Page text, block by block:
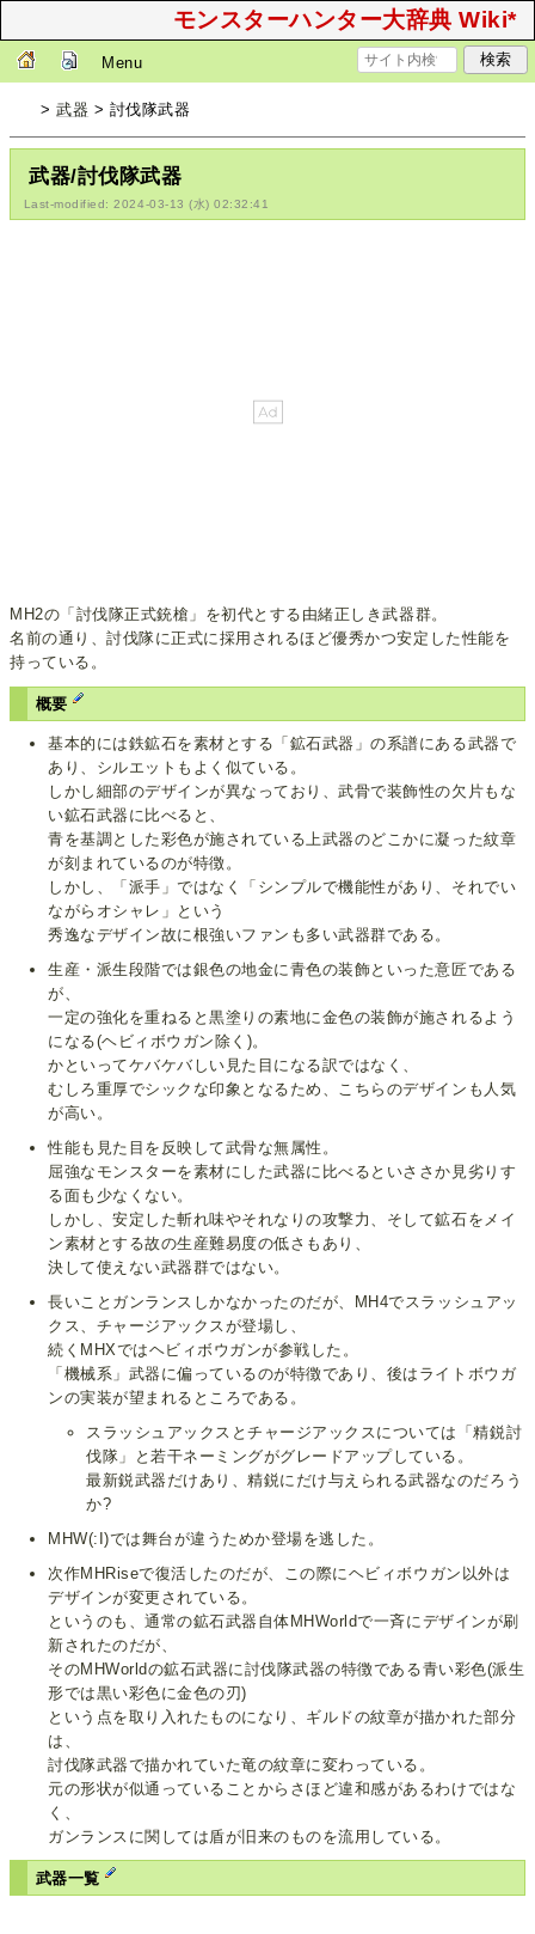
モンスターハンター大辞典 Wiki*
Menu
>武器 > 討伐隊武器
武器/討伐隊武器
Last-modified: 2024-03-13 (水) 02:32:41
MH2の「討伐隊正式銃槍」を初代とする由緒正しき武器群。
名前の通り、討伐隊に正式に採用されるほど優秀かつ安定した性能を
持っている。
概要
基本的には鉄鉱石を素材とする「鉱石武器」の系譜にある武器で
あり、シルエットもよく似ている。
しかし細部のデザインが異なっており、武骨で装飾性の欠片もな
い鉱石武器に比べると、
青を基調とした彩色が施されている上武器のどこかに凝った紋章
が刻まれているのが特徴。
しかし、「派手」ではなく「シンプルで機能性があり、それでい
ながらオシャレ」という
秀逸なデザイン故に根強いファンも多い武器群である。
生産・派生段階では銀色の地金に青色の装飾といった意匠である
が、
一定の強化を重ねると黒塗りの素地に金色の装飾が施されるよう
になる(ヘビィボウガン除く)。
かといってケバケバしい見た目になる訳ではなく、
むしろ重厚でシックな印象となるため、こちらのデザインも人気
が高い。
性能も見た目を反映して武骨な無属性。
屈強なモンスターを素材にした武器に比べるといささか見劣りす
る面も少なくない。
しかし、安定した斬れ味やそれなりの攻撃力、そして鉱石をメイ
ン素材とする故の生産難易度の低さもあり、
決して使えない武器群ではない。
長いことガンランスしかなかったのだが、MH4でスラッシュアッ
クス、チャージアックスが登場し、
続くMHXではヘビィボウガンが参戦した。
「機械系」武器に偏っているのが特徴であり、後はライトボウガ
ンの実装が望まれるところである。
スラッシュアックスとチャージアックスについては「精鋭討
伐隊」と若干ネーミングがグレードアップしている。
最新鋭武器だけあり、精鋭にだけ与えられる武器なのだろう
か?
MHW(:I)では舞台が違うためか登場を逃した。
次作MHRiseで復活したのだが、この際にヘビィボウガン以外は
デザインが変更されている。
というのも、通常の鉱石武器自体MHWorldで一斉にデザインが刷
新されたのだが、
そのMHWorldの鉱石武器に討伐隊武器の特徴である青い彩色(派生
形では黒い彩色に金色の刃)
という点を取り入れたものになり、ギルドの紋章が描かれた部分
は、
討伐隊武器で描かれていた竜の紋章に変わっている。
元の形状が似通っていることからさほど違和感があるわけではな
く、
ガンランスに関しては盾が旧来のものを流用している。
武器一覧